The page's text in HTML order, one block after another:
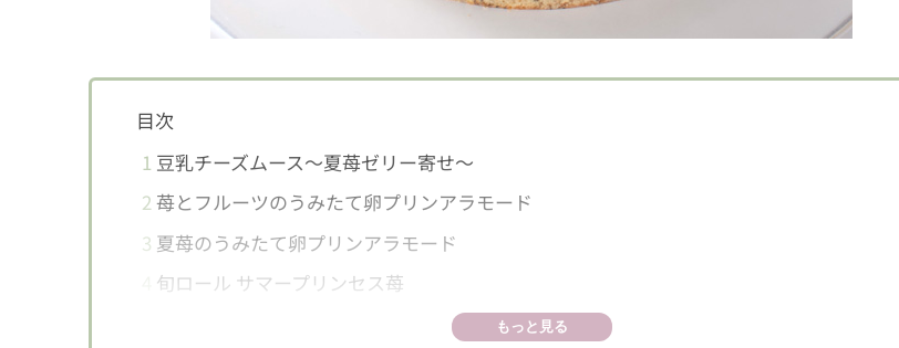
目次
1 豆乳チーズムース～夏苺ゼリー寄せ～
2苺とフルーツのうみたて卵プリンアラモード
3 夏苺のうみたて卵プリンアラモード
旬ロール サマープリンセス苺
【7月限定】ゴールデンパインとメロンのデコレーション17cm
もっと見る